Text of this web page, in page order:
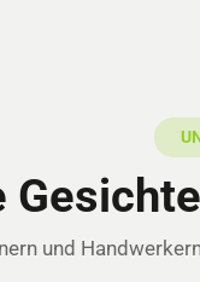
und